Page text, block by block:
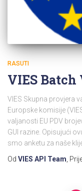
RASUTI
VIES
VIES Skupna provjera
Europske komisije
valjanosti EU PDV
GUI razine. Opisujući
smo anketu za naše
Od VIES API Team ,